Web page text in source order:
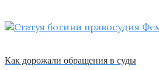
Как дорожали обращения в суды